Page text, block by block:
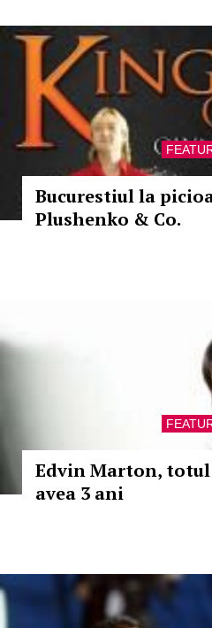
Bucurestiul la
Plushenko & Co.
Edvin Marton,
avea 3 ani